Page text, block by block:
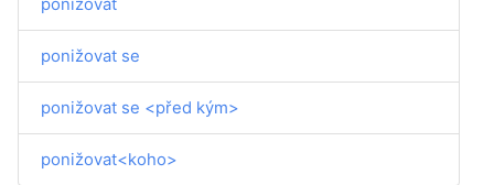
ponižovat
ponižovat se
ponižovat se <před kým>
ponižovat<koho>